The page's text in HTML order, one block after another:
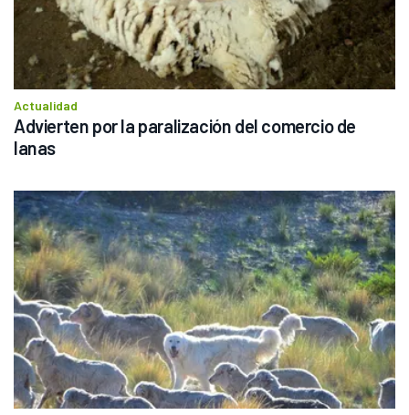
Actualidad
Advierten por la paralización del comercio de
lanas